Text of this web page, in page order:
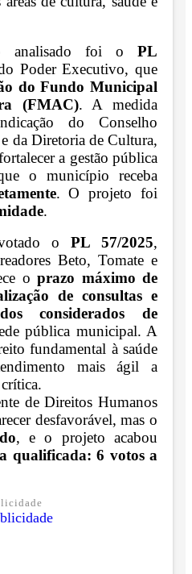
analisado foi o PL
Poder Executivo, que
do Fundo Municipal
(FMAC). A medida
do Conselho
da Diretoria de Cultura,
a gestão pública
o município receba
. O projeto foi
.
votado oPL 57/2025,
Beto, Tomate e
o prazo máximo de
de consultas e
considerados de
pública municipal. A
fundamental à saúde
mais ágil a
de Direitos Humanos
desfavorável, mas o
, e o projeto acabou
qualificada: 6 votos a